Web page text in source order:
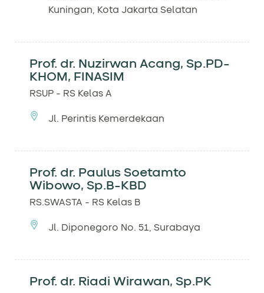
Kuningan, Kota Jakarta Selatan
Prof. dr. Nuzirwan Acang, Sp.PD-
KHOM, FINASIM
RSUP - RS Kelas A
Jl. Perintis Kemerdekaan
Prof. dr. Paulus Soetamto
Wibowo, Sp.B-KBD
RS.SWASTA - RS Kelas B
Jl. Diponegoro No. 51, Surabaya
Prof. dr. Riadi Wirawan, Sp.PK